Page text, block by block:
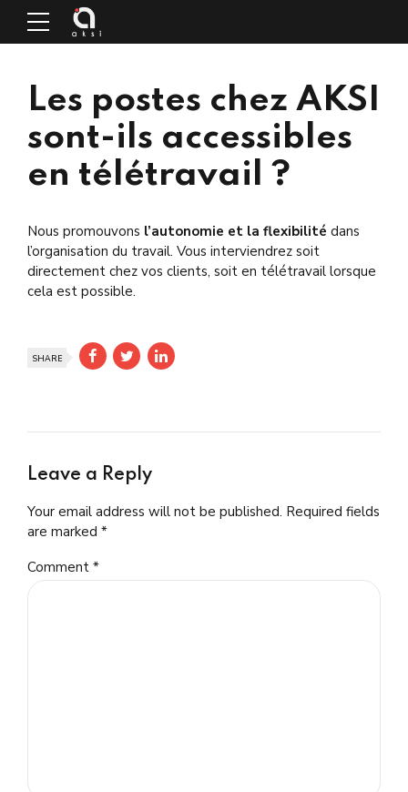
Les postes chez AKSI
sont-ils accessibles
en télétravail ?
Nous promouvons l’autonomie et la flexibilité dans
l’organisation du travail. Vous interviendrez soit
directement chez vos clients, soit en télétravail lorsque
cela est possible.
SHARE
Leave a Reply
Your email address will not be published. Required fields
are marked *
Comment *